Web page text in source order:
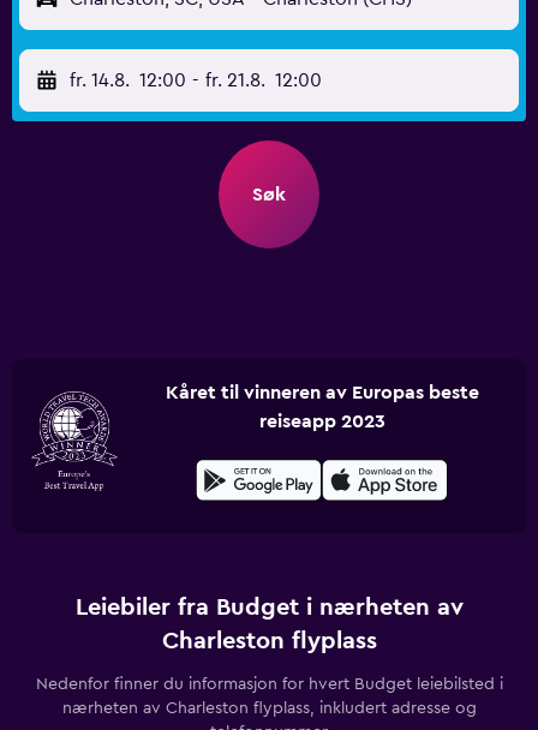
fr. 14.8. 12:00 - fr. 21.8. 12:00
Søk
Kåret til vinneren av Europas beste
reiseapp 2023
Leiebiler fra Budget i nærheten av
Charleston flyplass
Nedenfor finner du informasjon for hvert Budget leiebilsted i
nærheten av Charleston flyplass, inkludert adresse og